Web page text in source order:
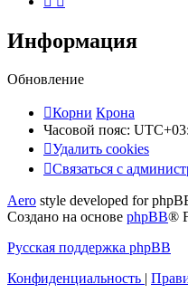
Информация
Обновление
Корни Крона
Часовой пояс:
Удалить cookies
Связаться
администрацией
Связаться с админист
Aero style developed for
Создано на основе phpBB®
Русская поддержка phpBB
Конфиденциальность |